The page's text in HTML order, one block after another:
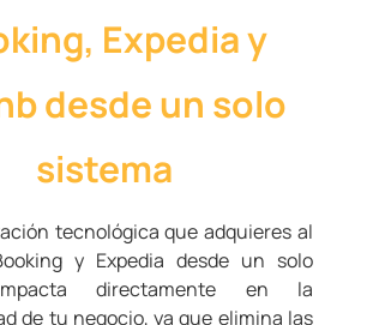
Expedia y
desde un solo
sistema
tecnológica que adquieres al
y Expedia desde un solo
directamente en la
de tu negocio, ya que elimina las